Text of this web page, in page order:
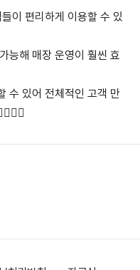
이 편리하게 이용할 수 있
능해 매장 운영이 훨씬 효
수 있어 전체적인 고객 만